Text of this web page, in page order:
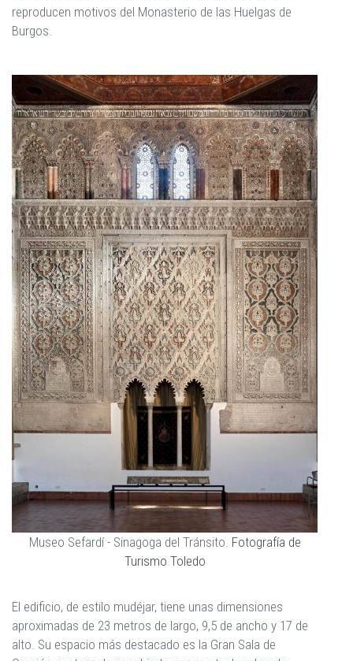
reproducen motivos del Monasterio de las Huelgas de
Burgos.
Museo Sefardí - Sinagoga del Tránsito. Fotografía de
Turismo Toledo
El edificio, de estilo mudéjar, tiene unas dimensiones
aproximadas de 23 metros de largo, 9,5 de ancho y 17 de
alto. Su espacio más destacado es la Gran Sala de